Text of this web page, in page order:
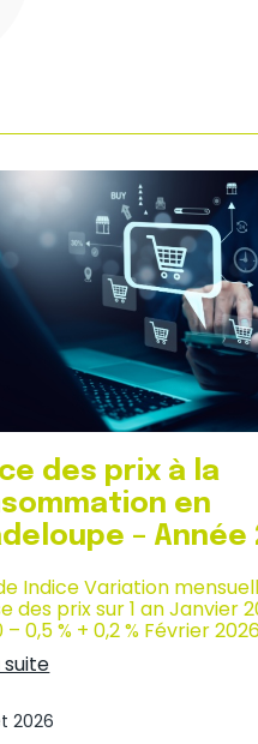
des prix à la
en
– Année
Indice Variation
des prix sur 1 an Janvier
– 0,5 % + 0,2 % Février
suite
n
2026